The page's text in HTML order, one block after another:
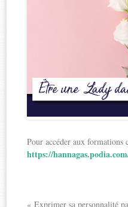
Pour accéder aux formations
https://
« Exprimer sa personnalité